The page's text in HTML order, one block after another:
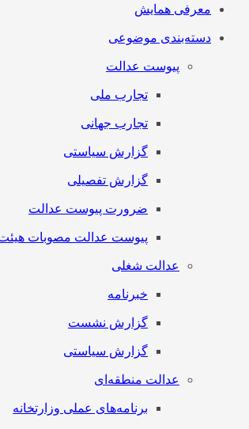
معرفی همایش
دسته‌بندی موضوعی
پیوست عدالت
تجارب ملی
تجارب جهانی
گزارش سیاستی
گزارش تفصیلی
ضرورت پیوست عدالت
پیوست عدالت مصوبات هیئت
عدالت شغلی
خبرنامه
گزارش نشست
گزارش سیاستی
عدالت منطقه‌ای
برنامه‌های عملی وزارتخانه